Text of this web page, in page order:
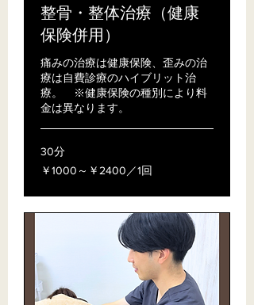
整骨・整体治療（健康
保険併用）
痛みの治療は健康保険、歪みの治
療は自費診療のハイブリット治
療。 ※健康保険の種別により料
金は異なります。
30分
￥1000
～
／
￥1000～￥2400／1回